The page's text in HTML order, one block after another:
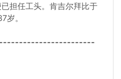
担任工头。肯吉尔拜比于
岁。